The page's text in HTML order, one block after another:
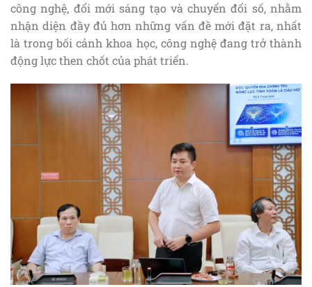
công nghệ, đổi mới sáng tạo và chuyển đổi số, nhằm
nhận diện đầy đủ hơn những vấn đề mới đặt ra, nhất
là trong bối cảnh khoa học, công nghệ đang trở thành
động lực then chốt của phát triển.